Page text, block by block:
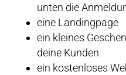
unten die
eine Landingpage
ein kleines
deine Kunden
ein kostenloses